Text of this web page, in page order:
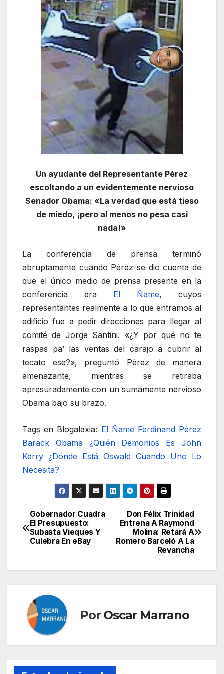
Un ayudante del Representante Pérez
escoltando a un evidentemente nervioso
Senador Obama: «La verdad que está tieso
de miedo, ¡pero al menos no pesa casi
nada!»
La conferencia de prensa terminó
abruptamente cuando Pérez se dio cuenta de
que el único medio de prensa presente en la
conferencia era El Ñame, cuyos
representantes realmente a lo que entramos al
edificio fue a pedir direcciones para llegar al
comité de Jorge Santini. «¿Y por qué no te
raspas pa’ las ventas del carajo a cubrir al
tecato ese?», preguntó Pérez de manera
amenazante, mientras se retiraba
apresuradamente con un sumamente nervioso
Obama bajo su brazo.
Tags en Blogalaxia: El Ñame Ferdinand Pérez
Barack Obama
¿Quién Demonios Es John
Kerry ¿Dónde Está Oswald Cuando Uno Lo
Necesita?
Navegación
de
Don Félix Trinidad
Entrena A Raymond
Molina: Retará A
Romero Barceló A La
Revancha
Gobernador Cuadra
El Presupuesto:
Subasta Vieques Y
Culebra En eBay
Por Oscar Marrano